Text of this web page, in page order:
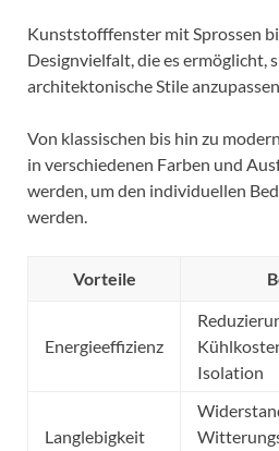
Kunststofffenster mit Sprossen
Designvielfalt, die es ermöglicht,
architektonische Stile
Von klassischen bis hin zu
in verschiedenen Farben und
werden, um den individuellen
werden.
Vorteile
Energieeffizienz
Isolation
Langlebigkeit